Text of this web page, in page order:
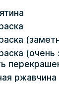
(очень
ржавчина